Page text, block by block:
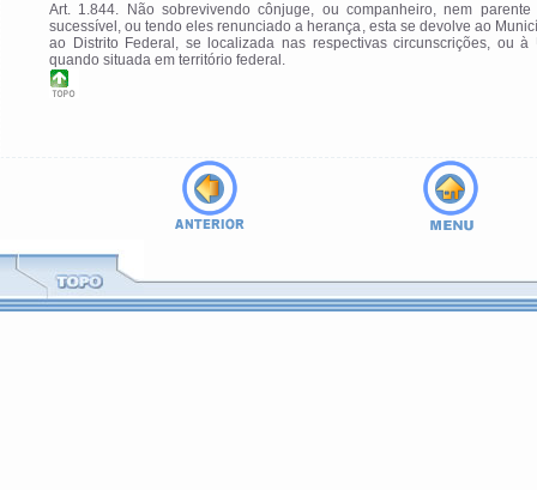
Art. 1.844. Não sobrevivendo cônjuge, ou companheiro, nem parente
sucessível, ou tendo eles renunciado a herança, esta se devolve ao
ao Distrito Federal, se localizada nas respectivas circunscrições, ou à
quando situada em território federal.